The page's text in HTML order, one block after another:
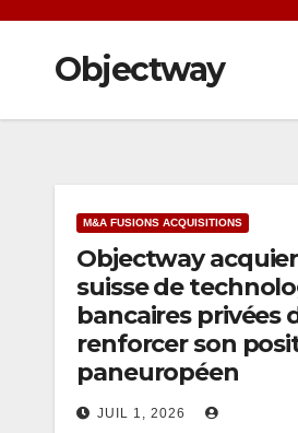
Objectway
M&A FUSIONS ACQUISITIONS
Objectway
suisse de
bancaires privées
renforcer son
paneuropéen
JUIL 1, 2026